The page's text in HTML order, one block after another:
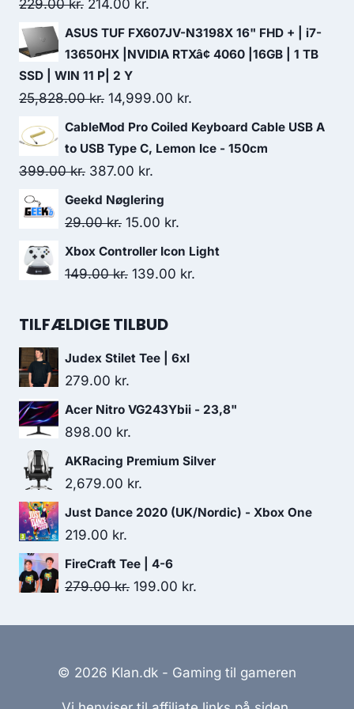
229.00kr. Original
price
was:
229.00 kr..
214.00 kr.
price
is:
ASUS TUF FX607JV-N3198X 16" FHD + | i7-
13650HX |NVIDIA RTXâ¢ 4060 |16GB | 1 TB
SSD | WIN 11 P| 2 Y
25,828.00kr. Original
price
was:
25,828.00 kr..
14,999.00 kr.
price
is:
CableMod Pro Coiled Keyboard Cable USB A
to USB Type C, Lemon Ice - 150cm
399.00kr. Original
price
was:
387.00 kr.
price
is:
Geekd Nøglering
29.00kr. Original
price
was:
15.00 kr.
price
is:
Xbox Controller Icon Light
149.00kr. Original
was:
139.00 kr.
TILFÆLDIGE TILBUD
Judex Stilet Tee | 6xl
279.00 kr.
Acer Nitro VG243Ybii - 23,8"
898.00 kr.
AKRacing Premium Silver
2,679.00 kr.
Just Dance 2020 (UK/Nordic) - Xbox One
219.00 kr.
FireCraft Tee | 4-6
279.00kr. Original
199.00 kr.
© 2026 Klan.dk - Gaming til gameren